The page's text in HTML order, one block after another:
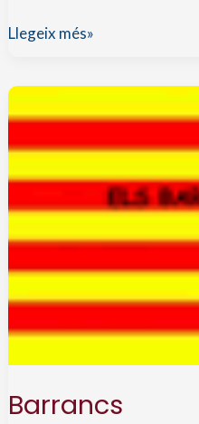
Blog
ciències
naturals
Llegeix més»
Barrancs